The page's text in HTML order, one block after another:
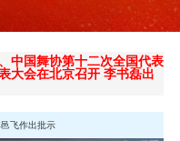
中国舞协第十二次全国代表
大会在北京召开 李书磊出
飞作出批示